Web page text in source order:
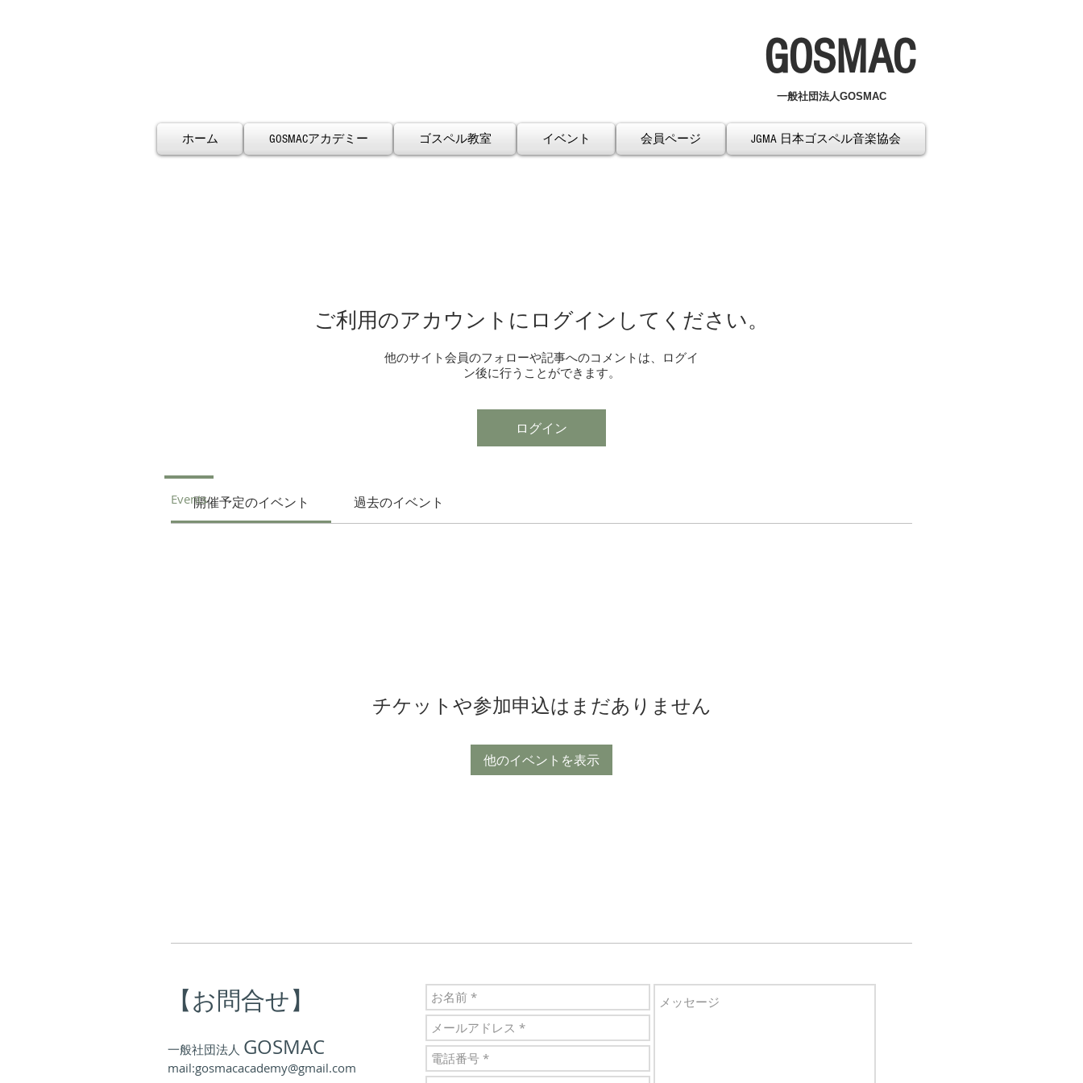
GOSMAC
一般社団法人GOSMAC
ホーム GOSMACアカデミー ゴスペル教室 イベント 会員ページ JGMA 日本ゴスペル音楽協会
開催予定のイベント 過去のイベント
チケットや参加申込はまだありません
他のイベントを表示
ご利用のアカウントにログインしてください。
他のサイト会員のフォローや記事へのコメントは、ログイ
ン後に行うことができます。
ログイン
Events
【お問合せ】
一般社団法人 GOSMAC
mail:gosmacacademy@gmail.com